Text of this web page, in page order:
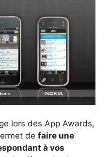
lors des App Awards,
de faire une
à vos